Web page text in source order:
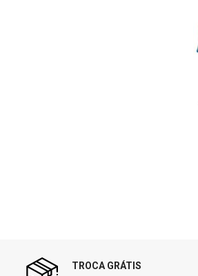
TROCA GRÁTIS